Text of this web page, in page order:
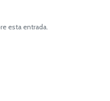
esta entrada.